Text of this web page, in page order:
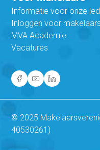
Informatie voor onze
Inloggen voor makelaars
MVA Academie
Vacatures
© 2025
40530261)